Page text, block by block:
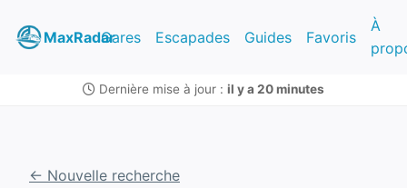
MaxRadarGares Escapades Guides Favoris
À
Dernière mise à jour : il y a 20 minutes
← Nouvelle recherche